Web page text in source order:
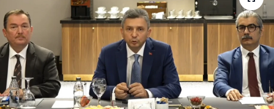
Teknoloji
Resmi İlanlar
Yaşam
Künye
Gizlilik Sözleşmesi